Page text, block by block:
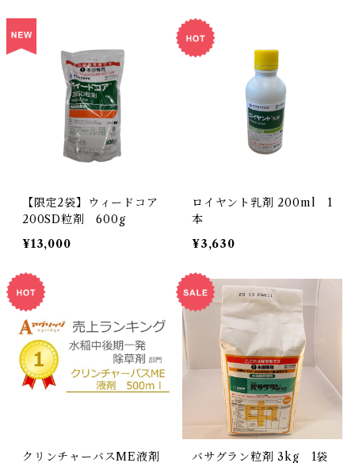
【限定2袋】ウィードコア
200SD粒剤 600g
¥13,000
ロイヤント乳剤 200ml 1
本
¥3,630
クリンチャーバスME液剤 バサグラン粒剤 3kg 1袋